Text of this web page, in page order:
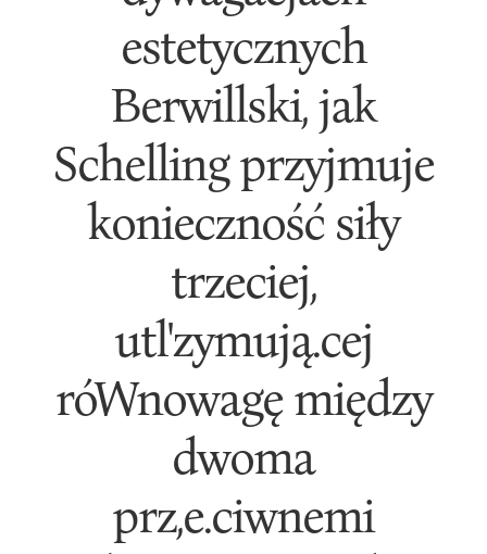
estetycznych
Berwillski, jak
Schelling przyjmuje
konieczność siły
trzeciej,
utl'zymują.cej
róWnowagę między
dwoma
prz,e.ciwnemi